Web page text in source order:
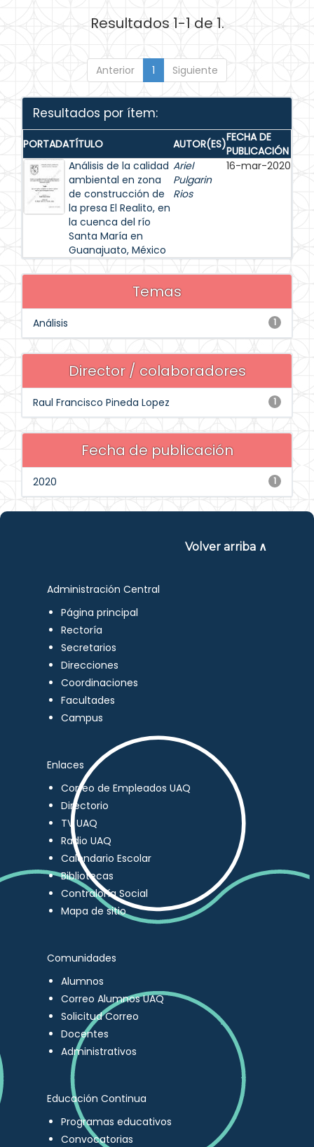
Resultados 1-1 de 1.
Anterior 1 Siguiente
Resultados por ítem:
PORTADATÍTULO AUTOR(ES)FECHA DE
PUBLICACIÓN
Análisis de la calidad
ambiental en zona
de construcción de
la presa El Realito, en
la cuenca del río
Santa María en
Guanajuato, México
Ariel
Pulgarin
Rios
16-mar-2020
Temas
1
Análisis
Director / colaboradores
1
Raul Francisco Pineda Lopez
Fecha de publicación
1
2020
Volver arriba ∧
Administración Central
Página principal
Rectoría
Secretarios
Direcciones
Coordinaciones
Facultades
Campus
Enlaces
Correo de Empleados UAQ
Directorio
TV UAQ
Radio UAQ
Calendario Escolar
Bibliotecas
Contraloría Social
Mapa de sitio
Comunidades
Alumnos
Correo Alumnos UAQ
Solicitud Correo
Docentes
Administrativos
Educación Continua
Programas educativos
Convocatorias